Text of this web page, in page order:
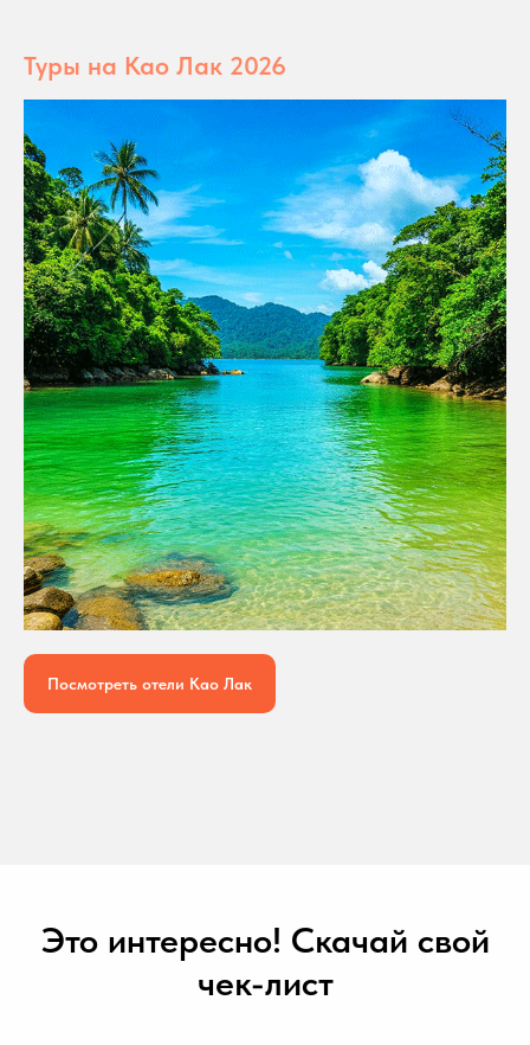
Туры на Као Лак 2026
Посмотреть отели Као Лак
Это интересно! Скачай свой
чек-лист